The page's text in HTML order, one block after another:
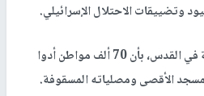
وتضييقات الاحتلال الإسرائيلي.
وأفادت دائرة الأوقاف الإسلامية في القدس، بأن 70 ألف مواطن أدوا
الأقصى ومصلياته المسقوفة.